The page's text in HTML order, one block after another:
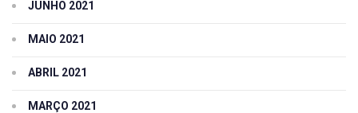
JUNHO 2021
MAIO 2021
ABRIL 2021
MARÇO 2021